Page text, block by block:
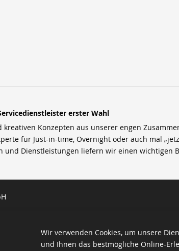
erster Wahl
kreativen Konzepten aus unserer engen
für Just-in-time, Overnight oder auch mal
und Dienstleistungen liefern wir einen wichtigen
Wir verwenden Cookies, um unsere
und Ihnen das bestmögliche Online-